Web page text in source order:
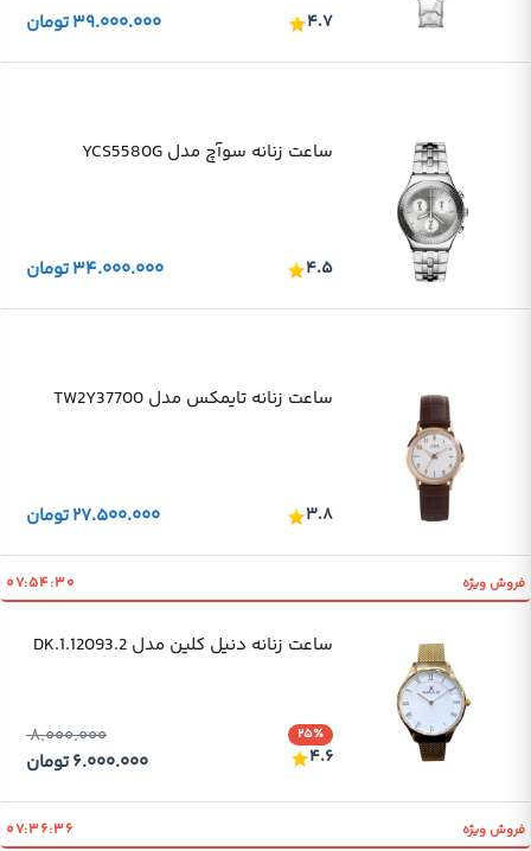
۳۹.۰۰۰.۰۰۰تومان ۴.۷
ساعت زنانه سوآچ مدل YCS5580G
۳۴.۰۰۰.۰۰۰تومان ۴.۵
ساعت زنانه تایمکس مدل TW2Y37700
۲۷.۵۰۰.۰۰۰تومان ۳.۸
فروش ویژه ۰۷:۵۴:۳۰
ساعت زنانه دنیل کلین مدل DK.1.12093.2
۸.۰۰۰.۰۰۰
۶.۰۰۰.۰۰۰تومان
۲۵٪
۴.۶
فروش ویژه ۰۷:۳۶:۳۶